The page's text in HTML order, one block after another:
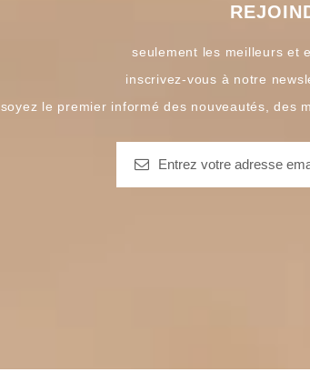
seulement les meilleurs et
inscrivez-vous à notre
soyez le premier informé des nouveautés, des